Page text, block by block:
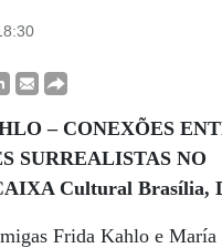
– CONEXÕES
SURREALISTAS NO
Cultural Brasília,
Frida Kahlo e